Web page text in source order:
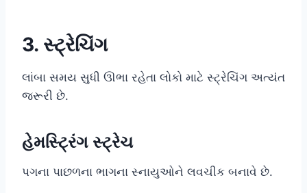
3. સ્ટ્રેચિંગ
લાંબા સમય સુધી ઊભા રહેતા લોકો માટે સ્ટ્રેચિંગ અત્યંત
જરૂરી છે.
હેમસ્ટ્રિંગ સ્ટ્રેચ
પગના પાછળના ભાગના સ્નાયુઓને લવચીક બનાવે છે.